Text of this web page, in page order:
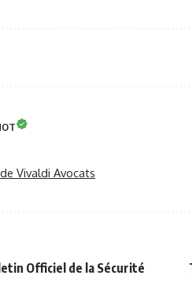
Vivaldi Avocats
Officiel de la Sécurité